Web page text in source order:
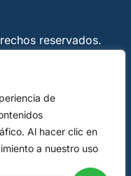
de
Al hacer clic en
a nuestro uso
reservados.